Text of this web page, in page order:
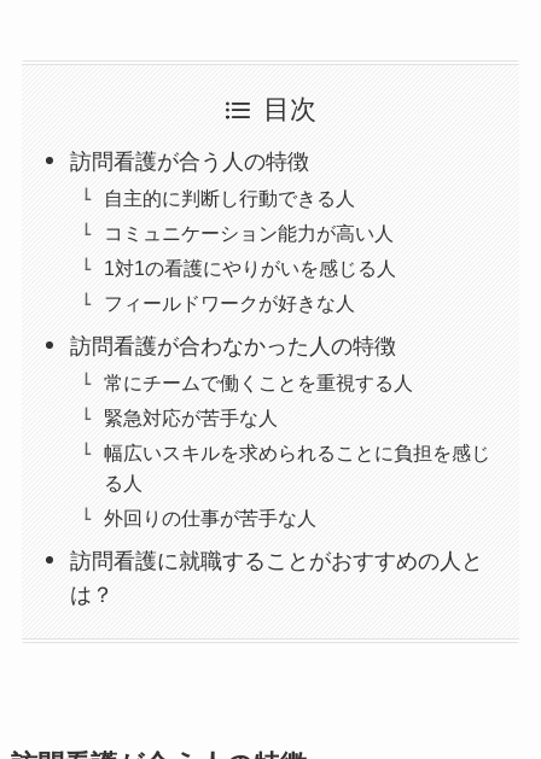
目次
訪問看護が合う人の特徴
自主的に判断し行動できる人
コミュニケーション能力が高い人
1対1の看護にやりがいを感じる人
フィールドワークが好きな人
訪問看護が合わなかった人の特徴
常にチームで働くことを重視する人
緊急対応が苦手な人
幅広いスキルを求められることに負担を感じ
る人
外回りの仕事が苦手な人
訪問看護に就職することがおすすめの人と
は？